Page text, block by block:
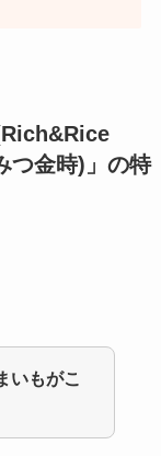
金時)」 の特
いもがこ